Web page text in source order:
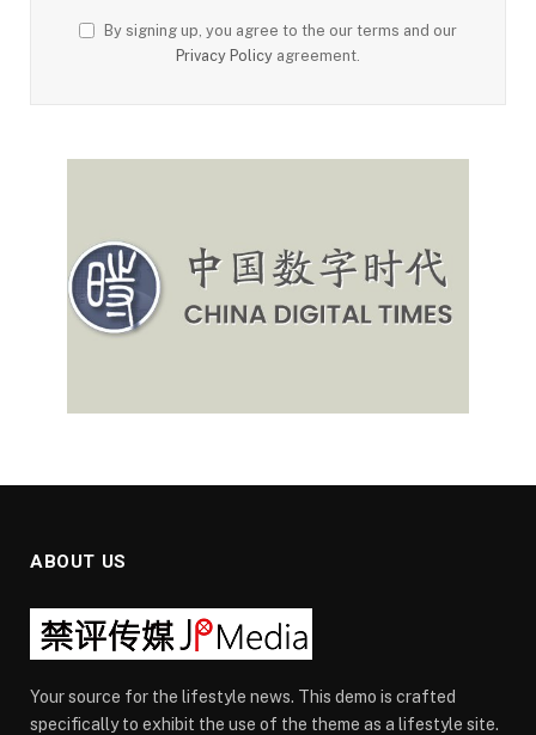
By signing up, you agree to the our terms and our
Privacy Policy agreement.
ABOUT US
Your source for the lifestyle news. This demo is crafted
specifically to exhibit the use of the theme as a lifestyle site.